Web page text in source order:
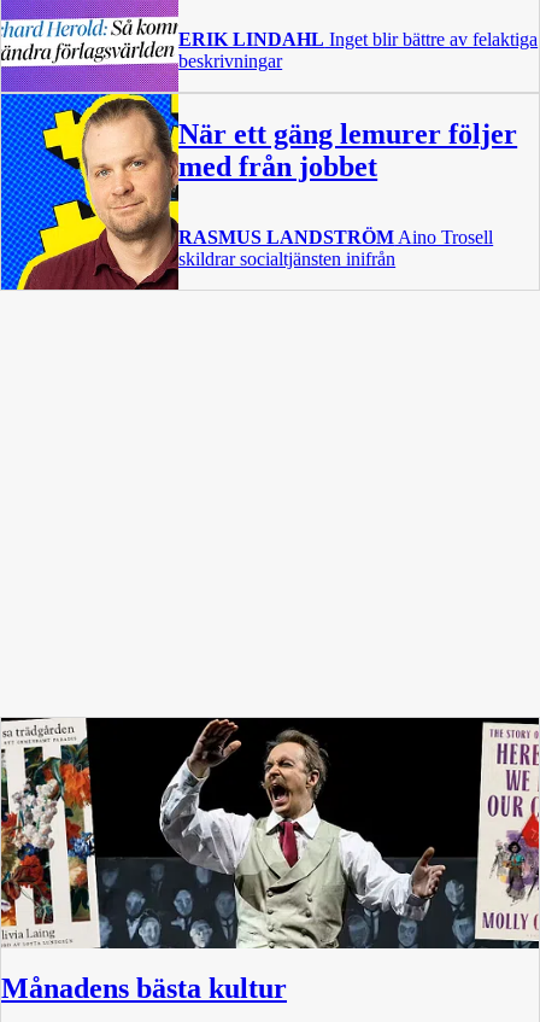
ERIK LINDAHL Inget blir bättre av felaktiga
beskrivningar
När ett gäng lemurer följer
med från jobbet
RASMUS LANDSTRÖM Aino Trosell
skildrar socialtjänsten inifrån
Månadens bästa kultur